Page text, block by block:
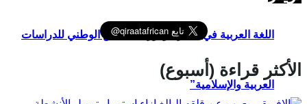
اللغة العربية في نيجيريا ودور “المجلس الوطني للدراسات
العربية والإسلامية”
الأكثر قراءة (أسبوع)